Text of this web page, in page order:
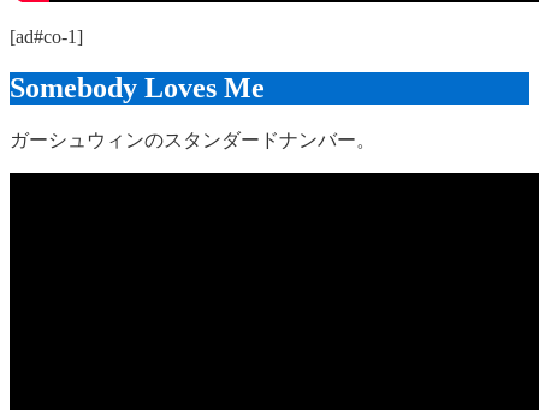
[ad#co-1]
Somebody Loves Me
ガーシュウィンのスタンダードナンバー。